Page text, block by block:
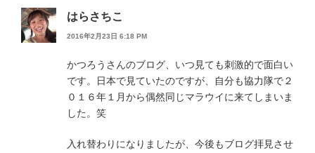
はらさちこ
2016年2月23日 6:18 PM
かつろうさんのブログ、いつ見ても刺激的で面白い
です。日本で見ていたのですが、自分も協力隊で２
０１６年１月から偶然同じマラウイに来てしまいま
した。笑
入れ替わりになりましたが、今後もブログ拝見させ